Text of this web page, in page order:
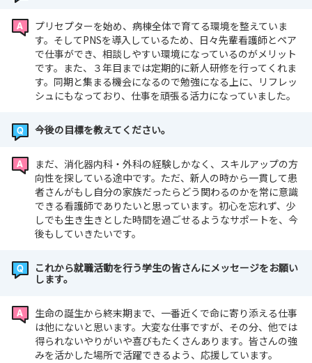
プリセプターを始め、病棟全体で育てる環境を整えていま
す。そしてPNSを導入しているため、日々先輩看護師とペア
で仕事ができ、相談しやすい環境になっているのがメリット
です。また、３年目までは定期的に新人研修を行ってくれま
す。同期と集まる機会になるので勉強になる上に、リフレッ
シュにもなっており、仕事を頑張る活力になっていました。
今後の目標を教えてください。
まだ、消化器内科・外科の経験しかなく、スキルアップの方
向性を探している途中です。ただ、新人の時から一貫して患
者さんがもし自分の家族だったらどう関わるのかを常に意識
できる看護師でありたいと思っています。初心を忘れず、少
しでも生き生きとした時間を過ごせるようなサポートを、今
後もしていきたいです。
これから就職活動を行う学生の皆さんにメッセージをお願い
します。
生命の誕生から終末期まで、一番近くで命に寄り添える仕事
は他にないと思います。大変な仕事ですが、その分、他では
得られないやりがいや喜びもたくさんあります。皆さんの強
みを活かした場所で活躍できるよう、応援しています。